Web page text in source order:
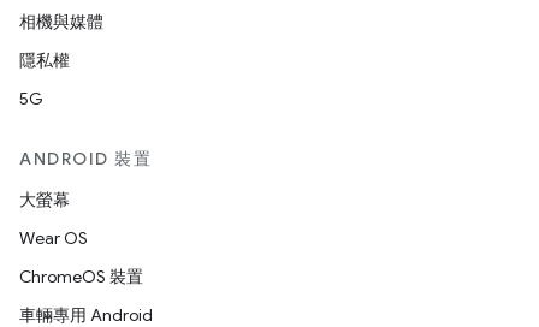
相機與媒體
隱私權
5G
ANDROID 裝置
大螢幕
Wear OS
ChromeOS 裝置
車輛專用 Android